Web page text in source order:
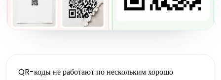
QR-коды не работают по нескольким хорошо